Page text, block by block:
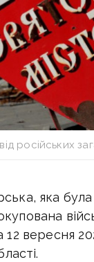
російських
яка
12 вересня